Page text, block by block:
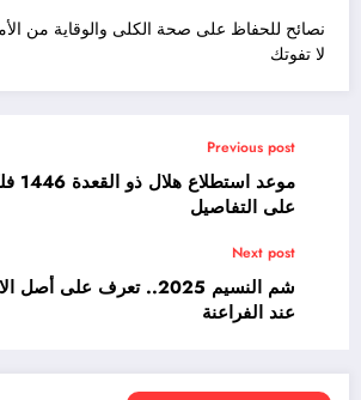
نصائح للحفاظ على صحة الكلى والوقاية من
لا تفوتك
Previous post
موعد
على التفاصيل
Next post
شم النسيم 2025.. تعرف على
عند الفراعنة